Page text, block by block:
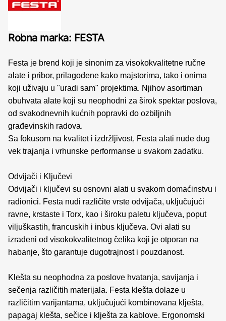
Robna marka: FESTA
Festa je brend koji je sinonim za visokokvalitetne ručne
alate i pribor, prilagođene kako majstorima, tako i onima
koji uživaju u "uradi sam" projektima. Njihov asortiman
obuhvata alate koji su neophodni za širok spektar poslova,
od svakodnevnih kućnih popravki do ozbiljnih
građevinskih radova.
Sa fokusom na kvalitet i izdržljivost, Festa alati nude dug
vek trajanja i vrhunske performanse u svakom zadatku.
Odvijači i Ključevi
Odvijači i ključevi su osnovni alati u svakom domaćinstvu i
radionici. Festa nudi različite vrste odvijača, uključujući
ravne, krstaste i Torx, kao i široku paletu ključeva, poput
viljuškastih, francuskih i inbus ključeva. Ovi alati su
izrađeni od visokokvalitetnog čelika koji je otporan na
habanje, što garantuje dugotrajnost i pouzdanost.
Klešta su neophodna za poslove hvatanja, savijanja i
sečenja različitih materijala. Festa klešta dolaze u
različitim varijantama, uključujući kombinovana klješta,
papagaj klešta, sečice i klješta za kablove. Ergonomski